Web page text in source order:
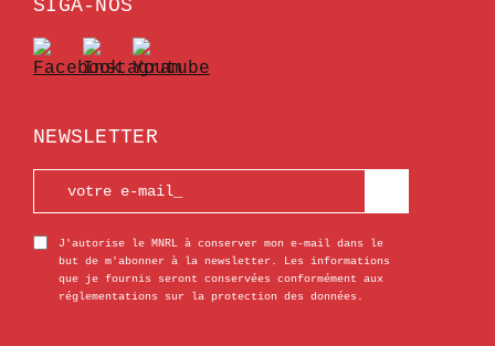
SIGA-NOS
NEWSLETTER
J'autorise le MNRL à conserver mon e-mail dans le
but de m'abonner à la newsletter. Les informations
que je fournis seront conservées conformément aux
réglementations sur la protection des données.